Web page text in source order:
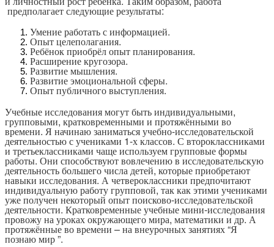
предполагает следующие результаты:
Умение работать с информацией.
Опыт целеполагания.
Ребёнок приобрёл опыт планирования.
Расширение кругозора.
Развитие мышления.
Развитие эмоциональной сферы.
Опыт публичного выступления.
Учебные исследования могут быть индивидуальными,
групповыми, кратковременными и протяжёнными во
времени. Я начинаю заниматься учебно-исследовательской
деятельностью с учениками 1-х классов. С второклассниками
и третьеклассниками чаще используем групповые формы
работы. Они способствуют вовлечению в исследовательскую
деятельность большего числа детей, которые приобретают
навыки исследования. А четвероклассники предпочитают
индивидуальную работу групповой, так как этими учениками
уже получен некоторый опыт поисково-исследовательской
деятельности. Кратковременные учебные мини-исследования
провожу на уроках окружающего мира, математики и др. А
протяжённые во времени – на внеурочных занятиях “Я
познаю мир ”.